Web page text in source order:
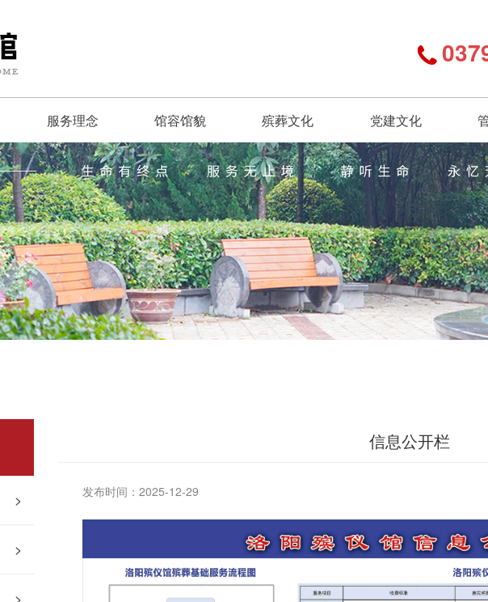
服务理念 馆容馆貌 殡葬文化 党建文化
>
>
信息公开栏
发布时间：2025-12-29